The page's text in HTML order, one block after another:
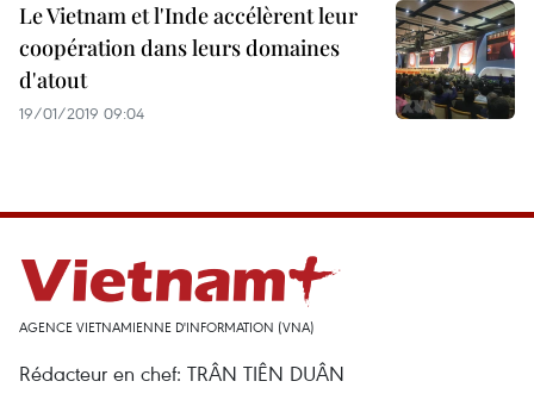
Le Vietnam et l'Inde accélèrent leur
coopération dans leurs domaines
d'atout
19/01/2019 09:04
AGENCE VIETNAMIENNE D'INFORMATION (VNA)
Rédacteur en chef: TRÂN TIÊN DUÂN